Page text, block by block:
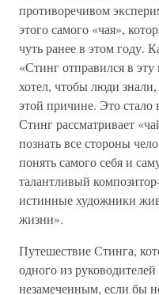
противоречивом
этого самого «чая»,
чуть ранее в этом году.
«Стинг отправился в
хотел, чтобы люди
этой причине. Это
Стинг рассматривает
познать все стороны
понять самого себя и
талантливый
истинные художники
жизни».
Путешествие Стинга,
одного из
незамеченным, если бы